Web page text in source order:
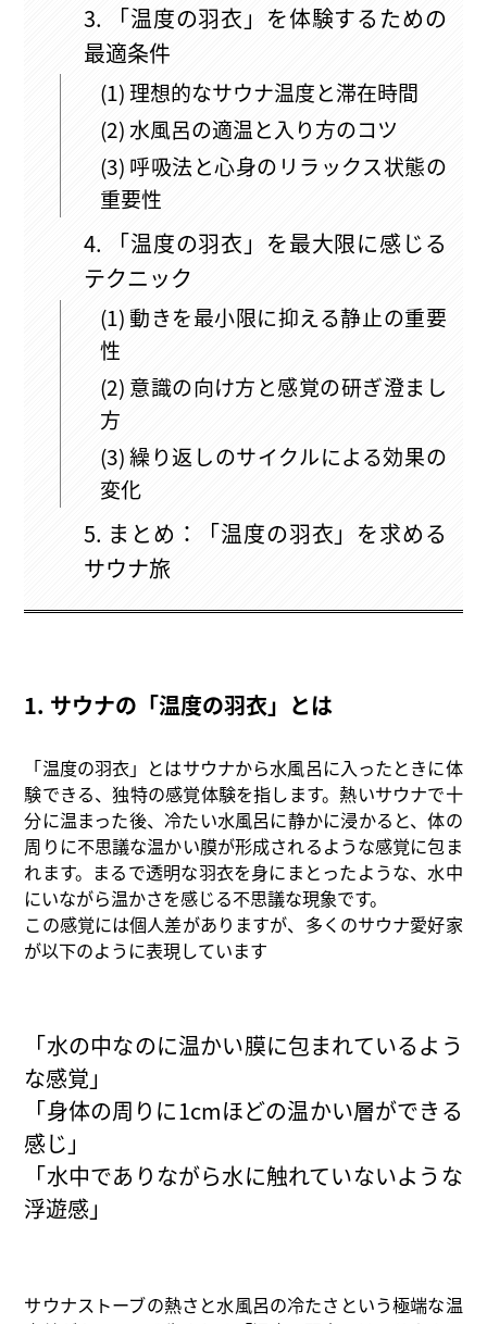
3. 「温度の羽衣」を体験するための
最適条件
(1) 理想的なサウナ温度と滞在時間
(2) 水風呂の適温と入り方のコツ
(3) 呼吸法と心身のリラックス状態の
重要性
4. 「温度の羽衣」を最大限に感じる
テクニック
(1) 動きを最小限に抑える静止の重要
性
(2) 意識の向け方と感覚の研ぎ澄まし
方
(3) 繰り返しのサイクルによる効果の
変化
5. まとめ：「温度の羽衣」を求める
サウナ旅
1. サウナの「温度の羽衣」とは
「温度の羽衣」とはサウナから水風呂に入ったときに体
験できる、独特の感覚体験を指します。熱いサウナで十
分に温まった後、冷たい水風呂に静かに浸かると、体の
周りに不思議な温かい膜が形成されるような感覚に包ま
れます。まるで透明な羽衣を身にまとったような、水中
にいながら温かさを感じる不思議な現象です。
この感覚には個人差がありますが、多くのサウナ愛好家
が以下のように表現しています
「水の中なのに温かい膜に包まれているよう
な感覚」
「身体の周りに1cmほどの温かい層ができる
感じ」
「水中でありながら水に触れていないような
浮遊感」
サウナストーブの熱さと水風呂の冷たさという極端な温